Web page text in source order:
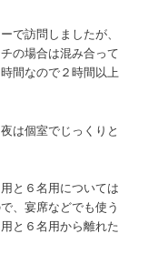
で訪問しましたが、
の場合は混み合って
間なので２時間以上
は個室でじっくりと
と６名用については
、宴席などでも使う
と６名用から離れた